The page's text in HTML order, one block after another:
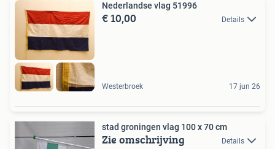
Nederlandse vlag 51996
€ 10,00 Details
Westerbroek 17 jun 26
stad groningen vlag 100 x 70 cm
Zie omschrijving Details